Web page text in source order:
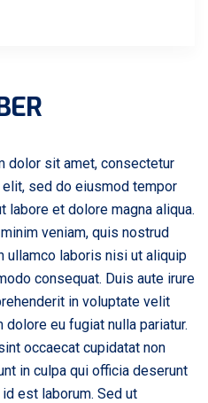
dolor sit amet, consectetur
sed do eiusmod tempor
labore et dolore magna aliqua.
veniam, quis nostrud
ullamco laboris nisi ut aliquip
consequat. Duis aute irure
in voluptate velit
eu fugiat nulla pariatur.
occaecat cupidatat non
in culpa qui officia deserunt
est laborum. Sed ut